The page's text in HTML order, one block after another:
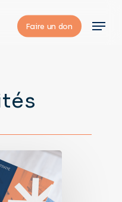
Faire un don Menu